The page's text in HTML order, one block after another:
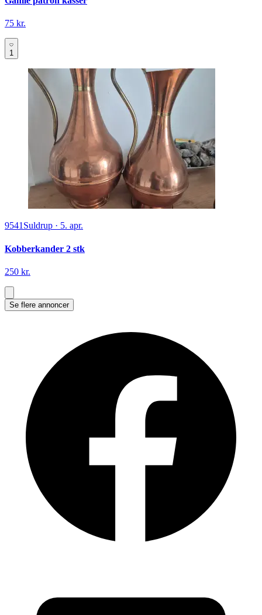
75 kr.
1
9541 Suldrup · 5. apr.
Kobberkander 2 stk
250 kr.
Se flere annoncer